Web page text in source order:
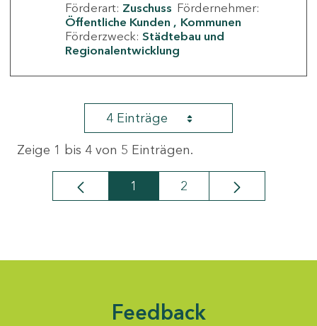
Förderart: Zuschuss Fördernehmer:
Öffentliche Kunden
Kommunen
Förderzweck: Städtebau und
Regionalentwicklung
4 Einträge
Zeige 1 bis 4 von 5 Einträgen.
Seite
1 Seite
2
Feedback